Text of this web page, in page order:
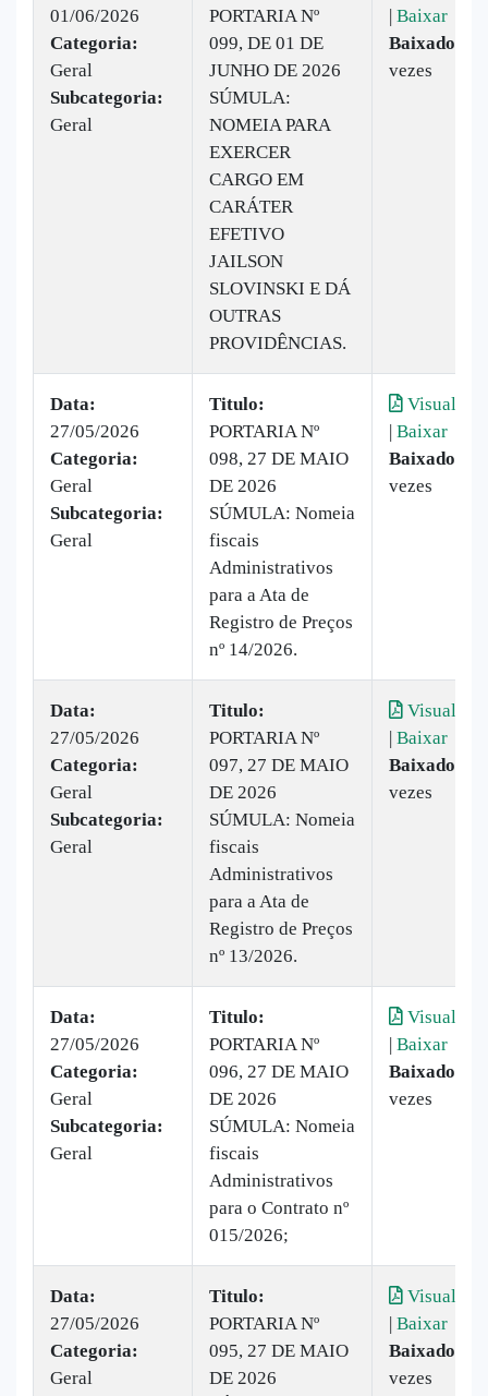
01/06/2026
Categoria:
Geral
Subcategoria:
Geral
PORTARIA Nº
099, DE 01 DE
JUNHO DE 2026
SÚMULA:
NOMEIA PARA
EXERCER
CARGO EM
CARÁTER
EFETIVO
JAILSON
SLOVINSKI E DÁ
OUTRAS
PROVIDÊNCIAS.
| Baixar
Baixado:
vezes
Data:
27/05/2026
Categoria:
Geral
Subcategoria:
Geral
Titulo:
PORTARIA Nº
098, 27 DE MAIO
DE 2026
SÚMULA: Nomeia
fiscais
Administrativos
para a Ata de
Registro de Preços
nº 14/2026.
Visualizar
| Baixar
Baixado:
vezes
Data:
27/05/2026
Categoria:
Geral
Subcategoria:
Geral
Titulo:
PORTARIA Nº
097, 27 DE MAIO
DE 2026
SÚMULA: Nomeia
fiscais
Administrativos
para a Ata de
Registro de Preços
nº 13/2026.
Visualizar
| Baixar
Baixado:
vezes
Data:
27/05/2026
Categoria:
Geral
Subcategoria:
Geral
Titulo:
PORTARIA Nº
096, 27 DE MAIO
DE 2026
SÚMULA: Nomeia
fiscais
Administrativos
para o Contrato nº
015/2026;
Visualizar
| Baixar
Baixado:
vezes
Data:
27/05/2026
Categoria:
Geral
Titulo:
PORTARIA Nº
095, 27 DE MAIO
DE 2026
Visualizar
| Baixar
Baixado:
vezes